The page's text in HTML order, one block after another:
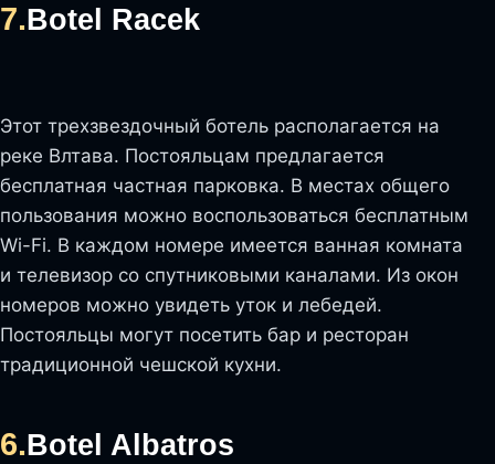
7.Botel Racek
Этот трехзвездочный ботель располагается на
реке Влтава. Постояльцам предлагается
бесплатная частная парковка. В местах общего
пользования можно воспользоваться бесплатным
Wi-Fi. В каждом номере имеется ванная комната
и телевизор со спутниковыми каналами. Из окон
номеров можно увидеть уток и лебедей.
Постояльцы могут посетить бар и ресторан
традиционной чешской кухни.
6.Botel Albatros